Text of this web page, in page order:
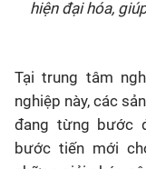
hiện đại hóa,
Tại trung tâm
nghiệp này, các
đang từng bước
bước tiến mới